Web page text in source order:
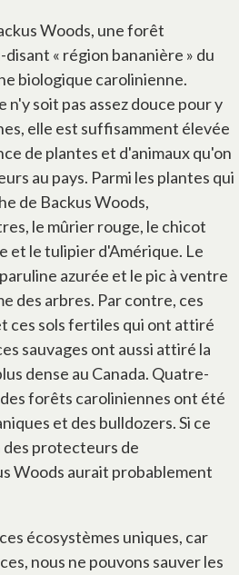
Woods, une forêt
« région bananière » du
biologique carolinienne.
soit pas assez douce pour y
elle est suffisamment élevée
de plantes et d'animaux qu'on
au pays. Parmi les plantes qui
de Backus Woods,
le mûrier rouge, le chicot
et le tulipier d'Amérique. Le
azurée et le pic à ventre
des arbres. Par contre, ces
ces sols fertiles qui ont attiré
sauvages ont aussi attiré la
dense au Canada. Quatre-
forêts caroliniennes ont été
et des bulldozers. Si ce
protecteurs de
Woods aurait probablement
écosystèmes uniques, car
nous ne pouvons sauver les